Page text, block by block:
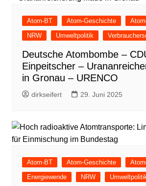
Atom-BT Atom-Geschichte
NRW
Umweltpolitik
Deutsche Atombombe –
Einpeitscher –
in Gronau – URENCO
dirkseifert 29. Juni 2025
Atom-BT Atom-Geschichte
Energiewende
NRW